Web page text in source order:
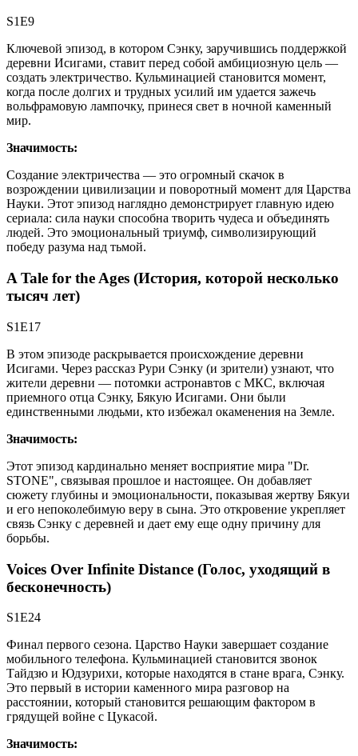
S1E9
Ключевой эпизод, в котором Сэнку, заручившись поддержкой
деревни Исигами, ставит перед собой амбициозную цель —
создать электричество. Кульминацией становится момент,
когда после долгих и трудных усилий им удается зажечь
вольфрамовую лампочку, принеся свет в ночной каменный
мир.
Значимость:
Создание электричества — это огромный скачок в
возрождении цивилизации и поворотный момент для Царства
Науки. Этот эпизод наглядно демонстрирует главную идею
сериала: сила науки способна творить чудеса и объединять
людей. Это эмоциональный триумф, символизирующий
победу разума над тьмой.
A Tale for the Ages (История, которой несколько
тысяч лет)
S1E17
В этом эпизоде раскрывается происхождение деревни
Исигами. Через рассказ Рури Сэнку (и зрители) узнают, что
жители деревни — потомки астронавтов с МКС, включая
приемного отца Сэнку, Бякую Исигами. Они были
единственными людьми, кто избежал окаменения на Земле.
Значимость:
Этот эпизод кардинально меняет восприятие мира "Dr.
STONE", связывая прошлое и настоящее. Он добавляет
сюжету глубины и эмоциональности, показывая жертву Бякуи
и его непоколебимую веру в сына. Это откровение укрепляет
связь Сэнку с деревней и дает ему еще одну причину для
борьбы.
Voices Over Infinite Distance (Голос, уходящий в
бесконечность)
S1E24
Финал первого сезона. Царство Науки завершает создание
мобильного телефона. Кульминацией становится звонок
Тайдзю и Юдзурихи, которые находятся в стане врага, Сэнку.
Это первый в истории каменного мира разговор на
расстоянии, который становится решающим фактором в
грядущей войне с Цукасой.
Значимость: